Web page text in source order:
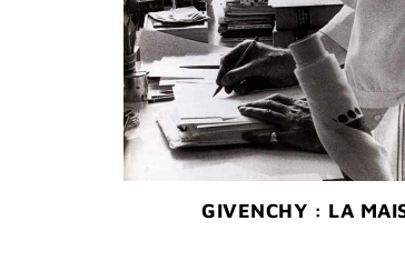
GIVENCHY : LA